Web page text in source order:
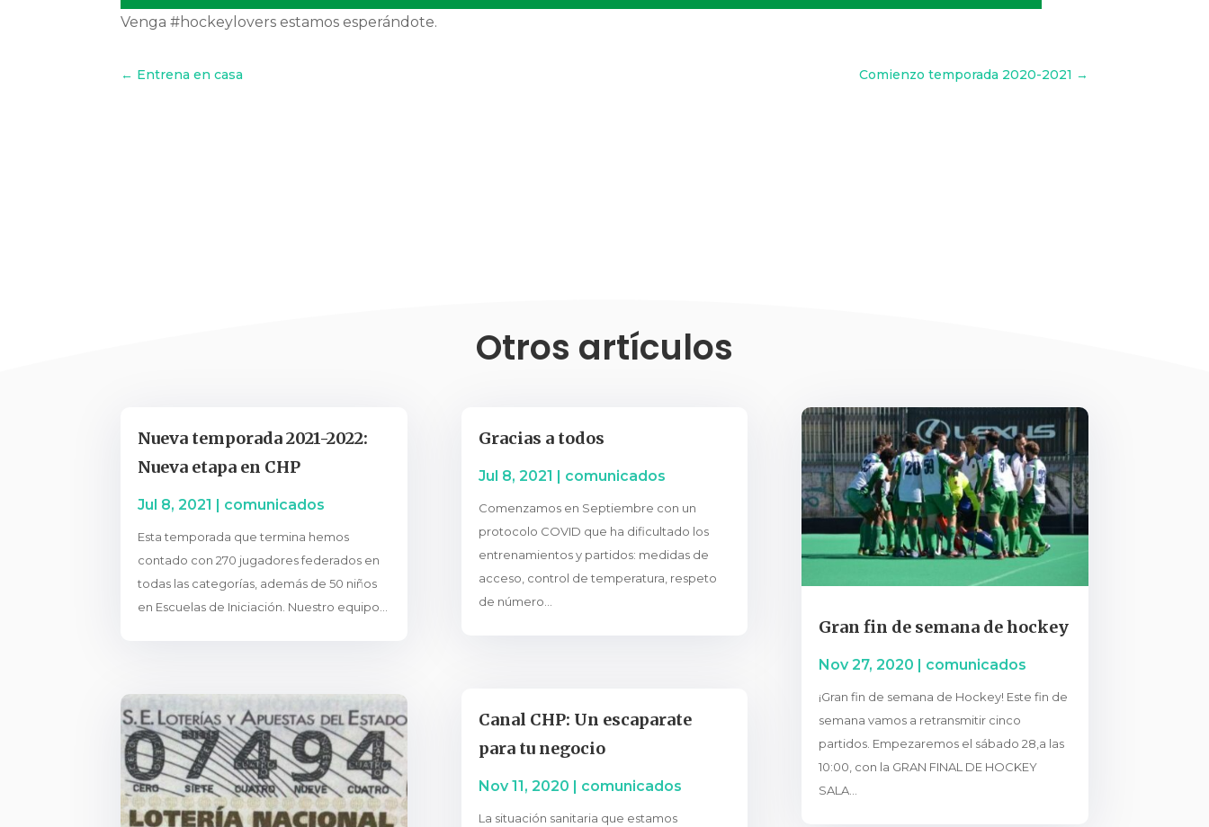
Venga #hockeylovers estamos esperándote.
← Entrena en casa Comienzo temporada 2020-2021 →
Otros artículos
Nueva temporada 2021-2022:
Nueva etapa en CHP
Jul 8, 2021 | comunicados
Esta temporada que termina hemos
contado con 270 jugadores federados en
todas las categorías, además de 50 niños
en Escuelas de Iniciación. Nuestro equipo...
Gracias a todos
Jul 8, 2021 | comunicados
Comenzamos en Septiembre con un
protocolo COVID que ha dificultado los
entrenamientos y partidos: medidas de
acceso, control de temperatura, respeto
de número...
Canal CHP: Un escaparate
para tu negocio
Nov 11, 2020 | comunicados
La situación sanitaria que estamos
Gran fin de semana de hockey
Nov 27, 2020 comunicados
¡Gran fin de semana de Hockey! Este fin de
semana vamos a retransmitir cinco
partidos. Empezaremos el sábado 28,a las
10:00, con la GRAN FINAL DE HOCKEY
SALA...